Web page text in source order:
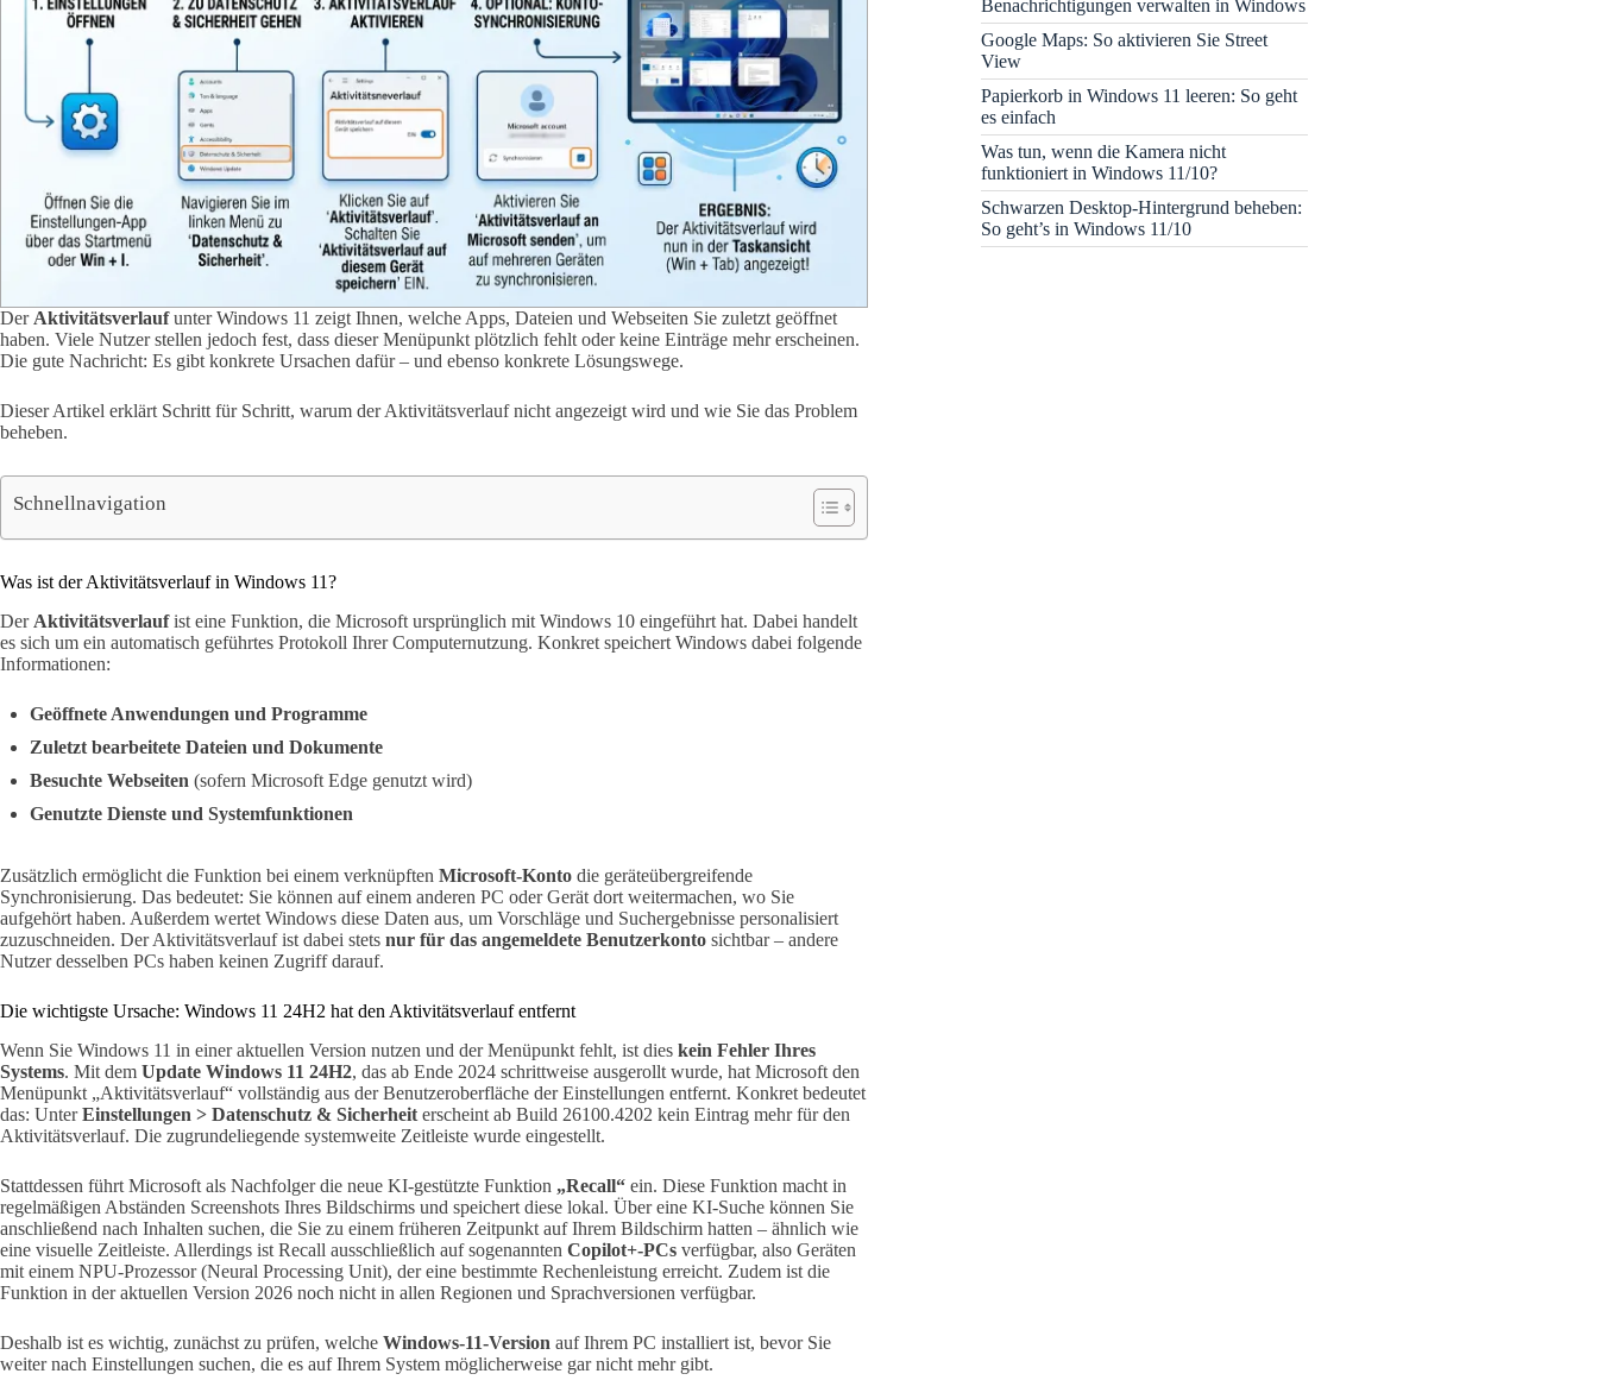
Der Aktivitätsverlaufunter Windows 11 zeigt Ihnen, welche Apps, Dateien und Webseiten Sie zuletzt geöffnet
haben. Viele Nutzer stellen jedoch fest, dass dieser Menüpunkt plötzlich fehlt oder keine Einträge mehr erscheinen.
Die gute Nachricht: Es gibt konkrete Ursachen dafür – und ebenso konkrete Lösungswege.
Dieser Artikel erklärt Schritt für Schritt, warum der Aktivitätsverlauf nicht angezeigt wird und wie Sie das Problem
beheben.
Schnellnavigation
Was ist der Aktivitätsverlauf in Windows 11?
Der Aktivitätsverlaufist eine Funktion, die Microsoft ursprünglich mit Windows 10 eingeführt hat. Dabei handelt
es sich um ein automatisch geführtes Protokoll Ihrer Computernutzung. Konkret speichert Windows dabei folgende
Informationen:
Geöffnete Anwendungen und Programme
Zuletzt bearbeitete Dateien und Dokumente
Besuchte Webseiten (sofern Microsoft Edge genutzt wird)
Genutzte Dienste und Systemfunktionen
Zusätzlich ermöglicht die Funktion bei einem verknüpften Microsoft-Konto die geräteübergreifende
Synchronisierung. Das bedeutet: Sie können auf einem anderen PC oder Gerät dort weitermachen, wo Sie
aufgehört haben. Außerdem wertet Windows diese Daten aus, um Vorschläge und Suchergebnisse personalisiert
zuzuschneiden. Der Aktivitätsverlauf ist dabei stets nur für das angemeldete Benutzerkonto sichtbar – andere
Nutzer desselben PCs haben keinen Zugriff darauf.
Die wichtigste Ursache: Windows 11 24H2 hat den Aktivitätsverlauf entfernt
Wenn Sie Windows 11 in einer aktuellen Version nutzen und der Menüpunkt fehlt, ist dies kein Fehler Ihres
Systems. Mit dem Update Windows 11 24H2, das ab Ende 2024 schrittweise ausgerollt wurde, hat Microsoft den
Menüpunkt „Aktivitätsverlauf“ vollständig aus der Benutzeroberfläche der Einstellungen entfernt. Konkret bedeutet
das: UnterEinstellungen > Datenschutz & Sicherheit erscheint ab Build 26100.4202 kein Eintrag mehr für den
Aktivitätsverlauf. Die zugrundeliegende systemweite Zeitleiste wurde eingestellt.
Stattdessen führt Microsoft als Nachfolger die neue KI-gestützte Funktion „Recall“ ein. Diese Funktion macht in
regelmäßigen Abständen Screenshots Ihres Bildschirms und speichert diese lokal. Über eine KI-Suche können Sie
anschließend nach Inhalten suchen, die Sie zu einem früheren Zeitpunkt auf Ihrem Bildschirm hatten – ähnlich wie
eine visuelle Zeitleiste. Allerdings ist Recall ausschließlich auf sogenannten Copilot+-PCs verfügbar, also Geräten
mit einem NPU-Prozessor (Neural Processing Unit), der eine bestimmte Rechenleistung erreicht. Zudem ist die
Funktion in der aktuellen Version 2026 noch nicht in allen Regionen und Sprachversionen verfügbar.
Deshalb ist es wichtig, zunächst zu prüfen, welche Windows-11-Version auf Ihrem PC installiert ist, bevor Sie
weiter nach Einstellungen suchen, die es auf Ihrem System möglicherweise gar nicht mehr gibt.
Benachrichtigungen verwalten in Windows
Google Maps: So aktivieren Sie Street
View
Papierkorb in Windows 11 leeren: So geht
es einfach
Was tun, wenn die Kamera nicht
funktioniert in Windows 11/10?
Schwarzen Desktop-Hintergrund beheben:
So geht’s in Windows 11/10